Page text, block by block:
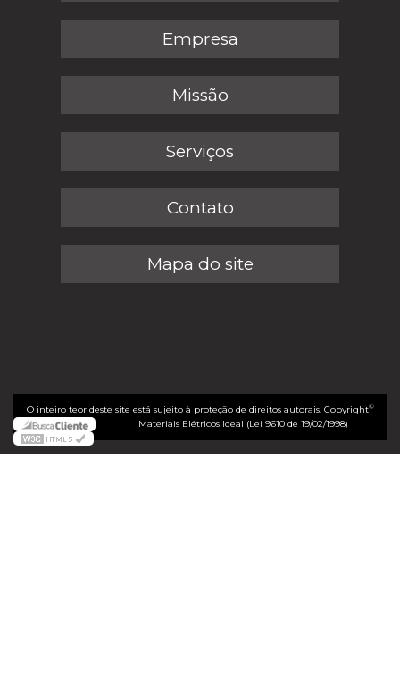
Empresa
Missão
Serviços
Contato
Mapa do site
O inteiro teor deste site está sujeito à proteção de direitos autorais. Copyright©
Materiais Elétricos Ideal (Lei 9610 de 19/02/1998)